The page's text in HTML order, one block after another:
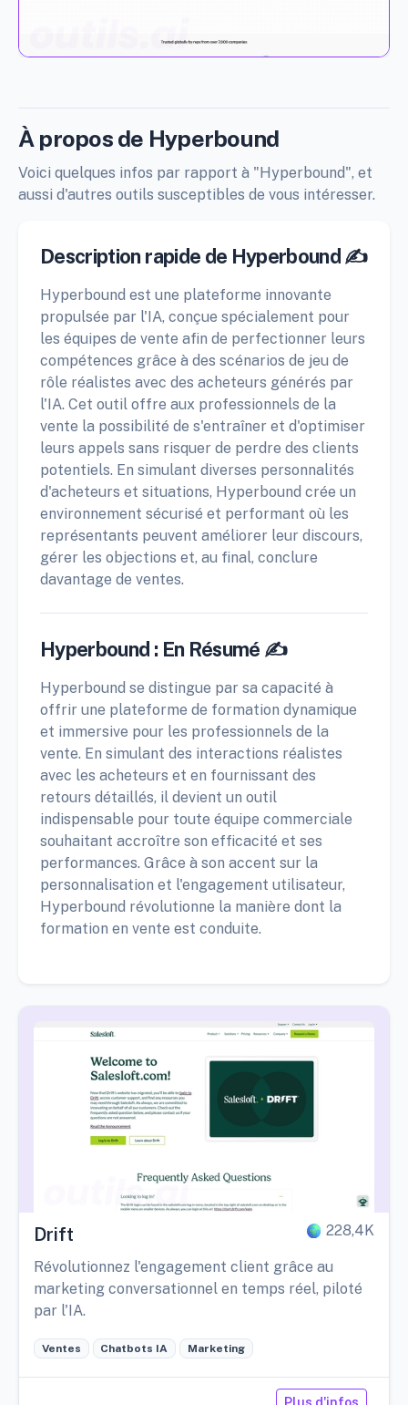
À propos de Hyperbound
Voici quelques infos par rapport à "Hyperbound", et
aussi d'autres outils susceptibles de vous intéresser.
Description rapide de Hyperbound ✍️
Hyperbound est une plateforme innovante
propulsée par l'IA, conçue spécialement pour
les équipes de vente afin de perfectionner leurs
compétences grâce à des scénarios de jeu de
rôle réalistes avec des acheteurs générés par
l'IA. Cet outil offre aux professionnels de la
vente la possibilité de s'entraîner et d'optimiser
leurs appels sans risquer de perdre des clients
potentiels. En simulant diverses personnalités
d'acheteurs et situations, Hyperbound crée un
environnement sécurisé et performant où les
représentants peuvent améliorer leur discours,
gérer les objections et, au final, conclure
davantage de ventes.
Hyperbound : En Résumé ✍️
Hyperbound se distingue par sa capacité à
offrir une plateforme de formation dynamique
et immersive pour les professionnels de la
vente. En simulant des interactions réalistes
avec les acheteurs et en fournissant des
retours détaillés, il devient un outil
indispensable pour toute équipe commerciale
souhaitant accroître son efficacité et ses
performances. Grâce à son accent sur la
personnalisation et l'engagement utilisateur,
Hyperbound révolutionne la manière dont la
formation en vente est conduite.
Drift 228,4K
Révolutionnez l'engagement client grâce au
marketing conversationnel en temps réel, piloté
par l'IA.
Ventes Chatbots IA Marketing